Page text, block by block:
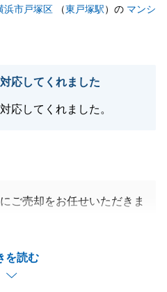
申し上げます。
浜市戸塚区 （東戸塚駅）の マンシ
応してくれました
応してくれました。
を読む
ご売却をお任せいただきま
。
内確認、契約・決済書類の